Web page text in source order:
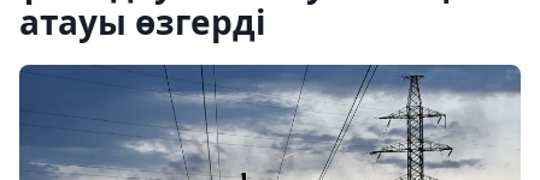
атауы өзгерді